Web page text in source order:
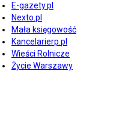
E-gazety.pl
Nexto.pl
Mała księgowość
Kancelarierp.pl
Wieści Rolnicze
Życie Warszawy